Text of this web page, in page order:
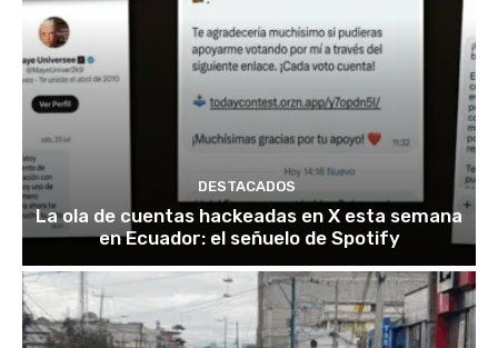
DESTACADOS
La ola de cuentas hackeadas en X esta semana
en Ecuador: el señuelo de Spotify